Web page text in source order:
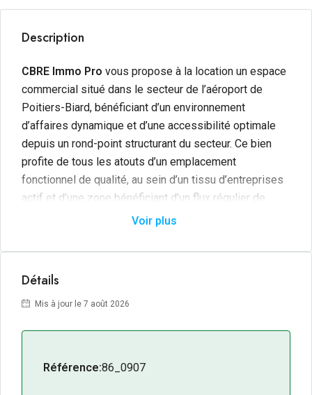
Description
CBRE Immo Pro vous propose à la location un espace
commercial situé dans le secteur de l’aéroport de
Poitiers-Biard, bénéficiant d’un environnement
d’affaires dynamique et d’une accessibilité optimale
depuis un rond-point structurant du secteur. Ce bien
profite de tous les atouts d’un emplacement
fonctionnel de qualité, au sein d’un tissu d’entreprises
actif et d’une zone bénéficiant d’un flux régulier de
activités commerciales, artisanales ou de services
nécessitant un espace de travail généreux. Son
locataires dynamiques, en fait un actif pertinent pour
environnement d’affaires établi, avec une visibilité
Voir plus
Détails
Mis à jour le 7 août 2026
Référence:86_0907